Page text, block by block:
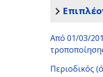
Από 01/03/
Περιοδικός